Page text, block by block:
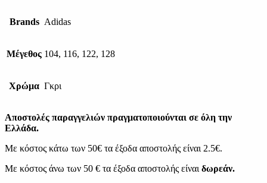
Brands Adidas
Μέγεθος 104, 116, 122, 128
Χρώμα Γκρι
Αποστολές παραγγελιών πραγματοποιούνται σε όλη την
Ελλάδα.
Με κόστος κάτω των 50€ τα έξοδα αποστολής είναι 2.5€.
Με κόστος άνω των 50 € τα έξοδα αποστολής είναι δωρεάν.